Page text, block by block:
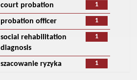
1
court probation
1
probation officer
1
social rehabilitation
diagnosis
1
szacowanie ryzyka